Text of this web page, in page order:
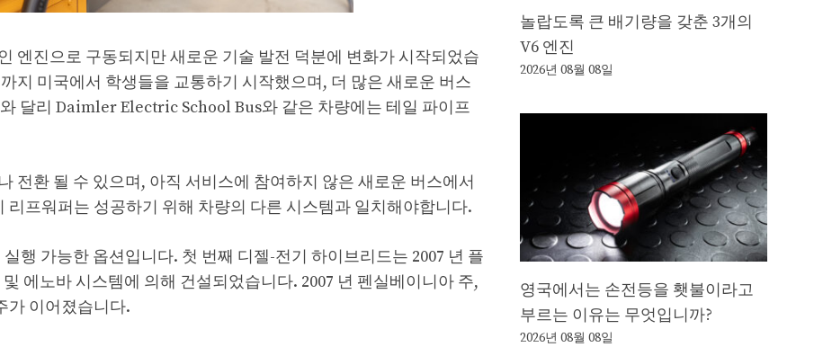
엔진으로 구동되지만 새로운 기술 발전 덕분에 변화가 시작되었습
지 미국에서 학생들을 교통하기 시작했으며, 더 많은 새로운 버스
달리 Daimler Electric School Bus와 같은 차량에는 테일 파이프
전환 될 수 있으며, 아직 서비스에 참여하지 않은 새로운 버스에서
프워퍼는 성공하기 위해 차량의 다른 시스템과 일치해야합니다.
행 가능한 옵션입니다. 첫 번째 디젤-전기 하이브리드는 2007 년 플
에노바 시스템에 의해 건설되었습니다. 2007 년 펜실베이니아 주,
가 이어졌습니다.
놀랍도록 큰 배기량을 갖춘 3개의
V6 엔진
2026년 08월 08일
영국에서는 손전등을 횃불이라고
부르는 이유는 무엇입니까?
2026년 08월 08일